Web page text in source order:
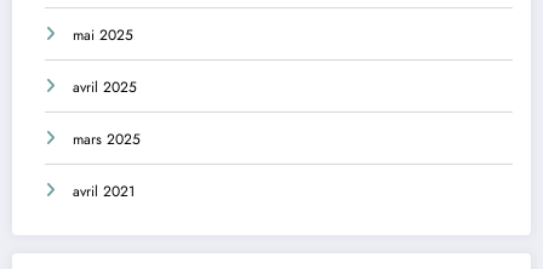
mai 2025
avril 2025
mars 2025
avril 2021